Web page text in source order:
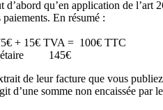
d’abord qu’en application de
des
Exemple :
= 75€ + 15€
145€
de leur facture que vous
d’une somme non encaissée